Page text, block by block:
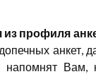
профиля
анкет,
напомнят Вам,